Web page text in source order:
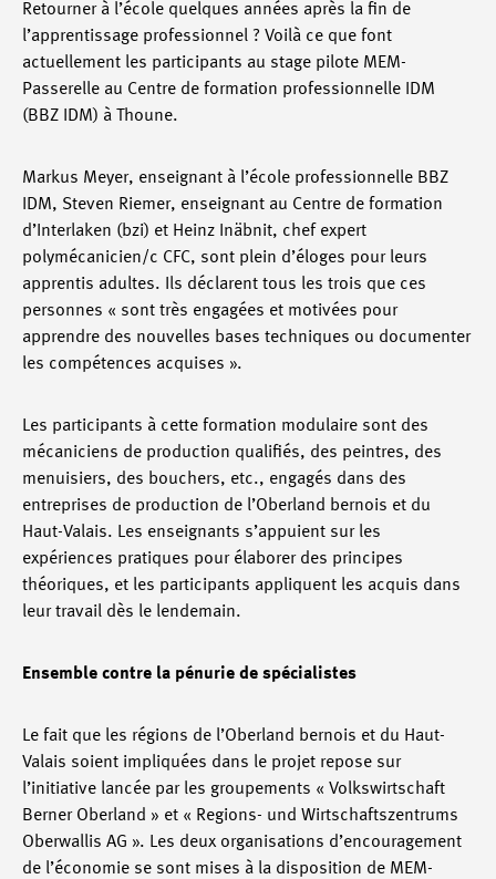
Retourner à l’école quelques années après la fin de
l’apprentissage professionnel ? Voilà ce que font
actuellement les participants au stage pilote MEM-
Passerelle au Centre de formation professionnelle IDM
(BBZ IDM) à Thoune.
Markus Meyer, enseignant à l’école professionnelle BBZ
IDM, Steven Riemer, enseignant au Centre de formation
d’Interlaken (bzi) et Heinz Inäbnit, chef expert
polymécanicien/c CFC, sont plein d’éloges pour leurs
apprentis adultes. Ils déclarent tous les trois que ces
personnes « sont très engagées et motivées pour
apprendre des nouvelles bases techniques ou documenter
les compétences acquises ».
Les participants à cette formation modulaire sont des
mécaniciens de production qualifiés, des peintres, des
menuisiers, des bouchers, etc., engagés dans des
entreprises de production de l’Oberland bernois et du
Haut-Valais. Les enseignants s’appuient sur les
expériences pratiques pour élaborer des principes
théoriques, et les participants appliquent les acquis dans
leur travail dès le lendemain.
Ensemble contre la pénurie de spécialistes
Le fait que les régions de l’Oberland bernois et du Haut-
Valais soient impliquées dans le projet repose sur
l’initiative lancée par les groupements « Volkswirtschaft
Berner Oberland » et « Regions- und Wirtschaftszentrums
Oberwallis AG ». Les deux organisations d’encouragement
de l’économie se sont mises à la disposition de MEM-